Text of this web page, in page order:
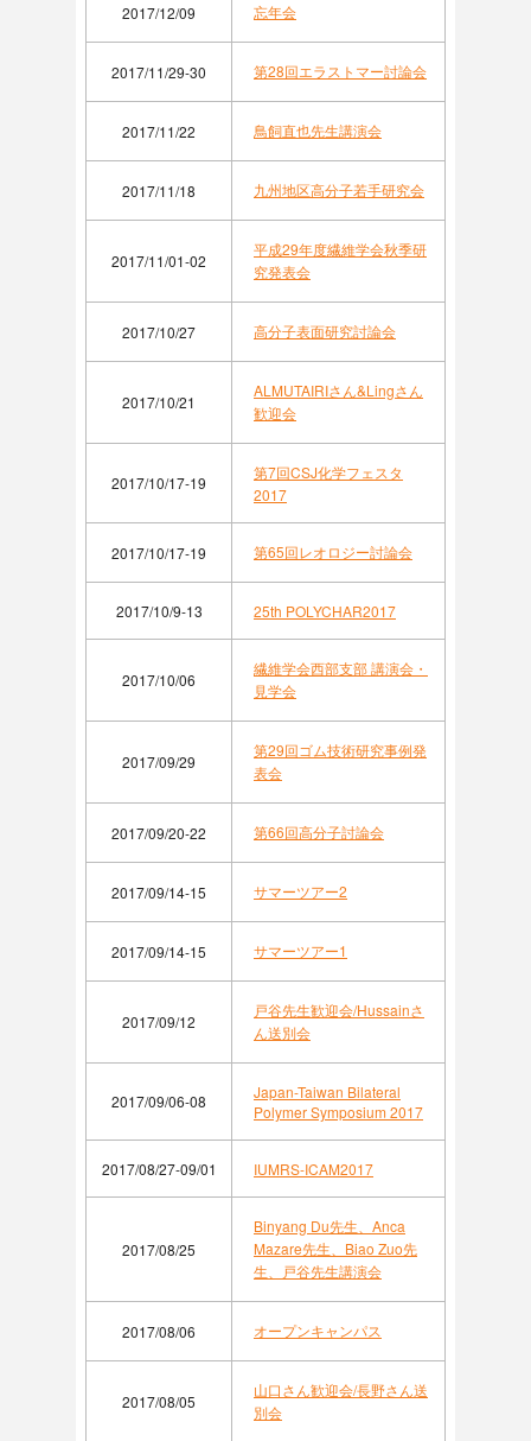
2017/12/09 忘年会
2017/11/29-30 第28回エラストマー討論会
2017/11/22 鳥飼直也先生講演会
2017/11/18 九州地区高分子若手研究会
2017/11/01-02
平成29年度繊維学会秋季研
究発表会
2017/10/27 高分子表面研究討論会
2017/10/21
ALMUTAIRIさん&Lingさん
歓迎会
2017/10/17-19
第7回CSJ化学フェスタ
2017
2017/10/17-19 第65回レオロジー討論会
2017/10/9-13 25th POLYCHAR2017
2017/10/06
繊維学会西部支部 講演会・
見学会
2017/09/29
第29回ゴム技術研究事例発
表会
2017/09/20-22 第66回高分子討論会
2017/09/14-15 サマーツアー2
2017/09/14-15 サマーツアー1
2017/09/12
戸谷先生歓迎会/Hussainさ
ん送別会
2017/09/06-08
Japan-Taiwan Bilateral
Polymer Symposium 2017
2017/08/27-09/01 IUMRS-ICAM2017
2017/08/25
Binyang Du先生、Anca
Mazare先生、Biao Zuo先
生、戸谷先生講演会
2017/08/06 オープンキャンパス
2017/08/05
山口さん歓迎会/長野さん送
別会